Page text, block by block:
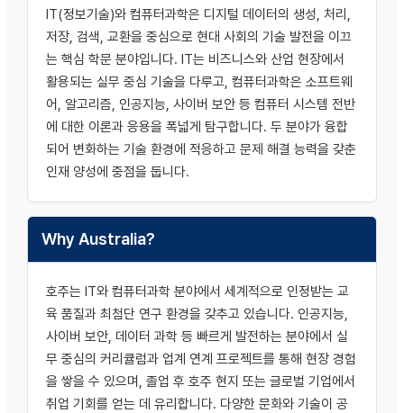
IT(정보기술)와 컴퓨터과학은 디지털 데이터의 생성, 처리,
저장, 검색, 교환을 중심으로 현대 사회의 기술 발전을 이끄
는 핵심 학문 분야입니다. IT는 비즈니스와 산업 현장에서
활용되는 실무 중심 기술을 다루고, 컴퓨터과학은 소프트웨
어, 알고리즘, 인공지능, 사이버 보안 등 컴퓨터 시스템 전반
에 대한 이론과 응용을 폭넓게 탐구합니다. 두 분야가 융합
되어 변화하는 기술 환경에 적응하고 문제 해결 능력을 갖춘
인재 양성에 중점을 둡니다.
Why Australia?
호주는 IT와 컴퓨터과학 분야에서 세계적으로 인정받는 교
육 품질과 최첨단 연구 환경을 갖추고 있습니다. 인공지능,
사이버 보안, 데이터 과학 등 빠르게 발전하는 분야에서 실
무 중심의 커리큘럼과 업계 연계 프로젝트를 통해 현장 경험
을 쌓을 수 있으며, 졸업 후 호주 현지 또는 글로벌 기업에서
취업 기회를 얻는 데 유리합니다. 다양한 문화와 기술이 공